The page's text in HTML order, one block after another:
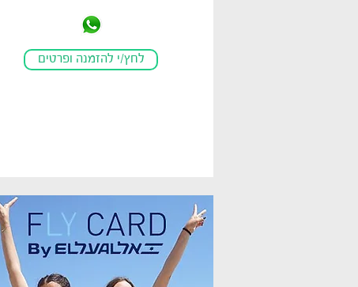
לחץ/י להזמנה ופרטים